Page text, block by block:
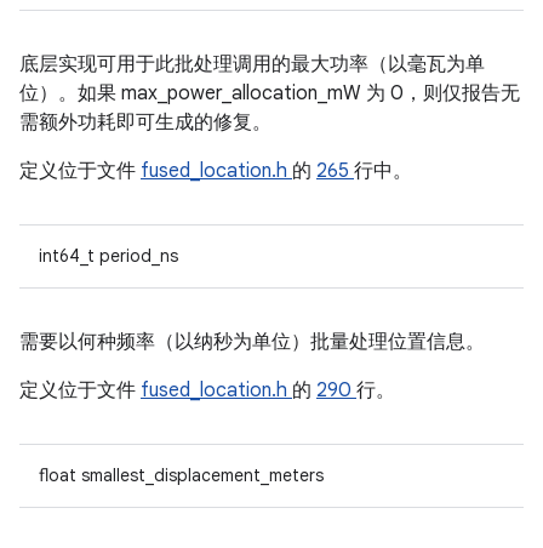
底层实现可用于此批处理调用的最大功率（以毫瓦为单
位）。如果 max_power_allocation_mW 为 0，则仅报告无
需额外功耗即可生成的修复。
定义位于文件 fused_location.h 的 265 行中。
int64_t period_ns
需要以何种频率（以纳秒为单位）批量处理位置信息。
定义位于文件 fused_location.h 的 290 行。
float smallest_displacement_meters